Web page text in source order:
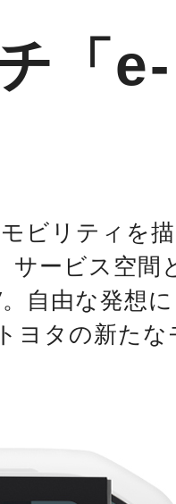
「e-
ビリティを
ービス空間
自由な発想
タの新たな